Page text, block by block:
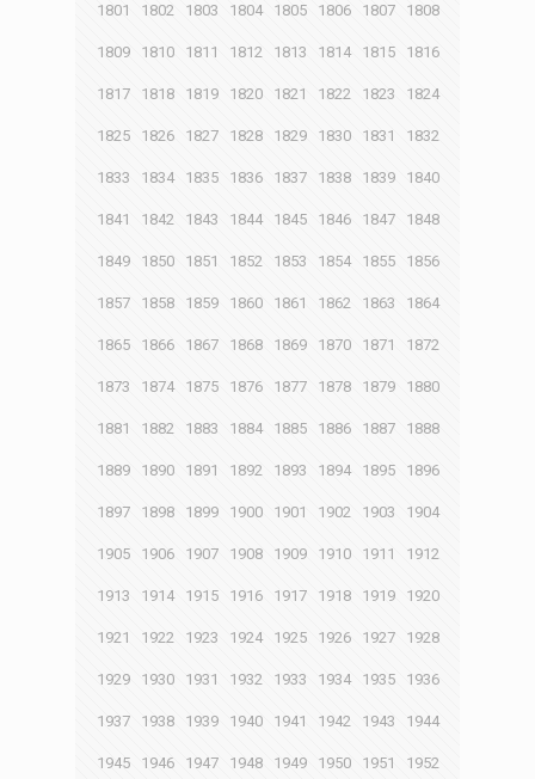
1801 1802 1803 1804 1805 1806 1807 1808
1809 1810 1811 1812 1813 1814 1815 1816
1817 1818 1819 1820 1821 1822 1823 1824
1825 1826 1827 1828 1829 1830 1831 1832
1833 1834 1835 1836 1837 1838 1839 1840
1841 1842 1843 1844 1845 1846 1847 1848
1849 1850 1851 1852 1853 1854 1855 1856
1857 1858 1859 1860 1861 1862 1863 1864
1865 1866 1867 1868 1869 1870 1871 1872
1873 1874 1875 1876 1877 1878 1879 1880
1881 1882 1883 1884 1885 1886 1887 1888
1889 1890 1891 1892 1893 1894 1895 1896
1897 1898 1899 1900 1901 1902 1903 1904
1905 1906 1907 1908 1909 1910 1911 1912
1913 1914 1915 1916 1917 1918 1919 1920
1921 1922 1923 1924 1925 1926 1927 1928
1929 1930 1931 1932 1933 1934 1935 1936
1937 1938 1939 1940 1941 1942 1943 1944
1945 1946 1947 1948 1949 1950 1951 1952